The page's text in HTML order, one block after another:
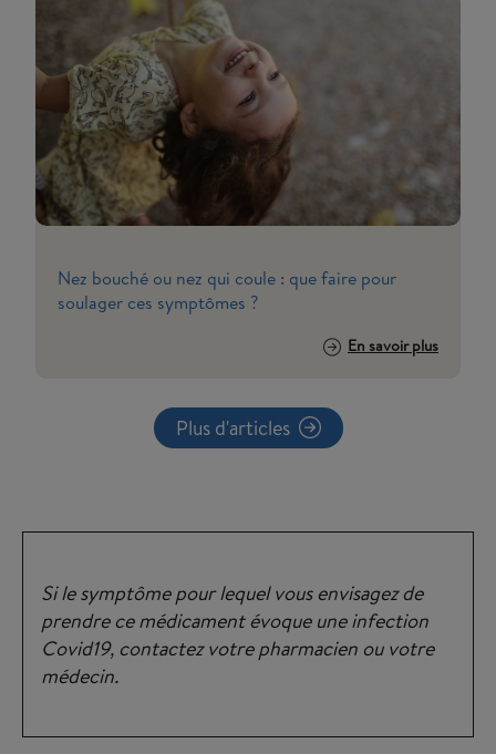
Nez bouché ou nez qui coule : que faire pour
soulager ces symptômes ?
En savoir plus
Plus d'articles
Si le symptôme pour lequel vous envisagez de
prendre ce médicament évoque une infection
Covid19, contactez votre pharmacien ou votre
médecin.